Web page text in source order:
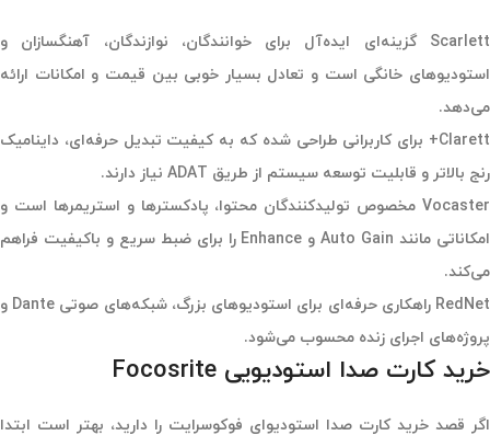
Scarlett گزینه‌ای ایده‌آل برای خوانندگان، نوازندگان، آهنگسازان و
استودیوهای خانگی است و تعادل بسیار خوبی بین قیمت و امکانات ارائه
می‌دهد.
Clarett+
برای کاربرانی طراحی شده که به کیفیت تبدیل حرفه‌ای، داینامیک
رنج بالاتر و قابلیت توسعه سیستم از طریق ADAT نیاز دارند.
Vocaster مخصوص تولیدکنندگان محتوا، پادکسترها و استریمرها است و
امکاناتی مانند Auto Gain و Enhance را برای ضبط سریع و باکیفیت فراهم
می‌کند.
RedNet
راهکاری حرفه‌ای برای استودیوهای بزرگ، شبکه‌های صوتی Dante و
پروژه‌های اجرای زنده محسوب می‌شود.
خرید کارت صدا استودیویی Focosrite
اگر قصد خریدکارت صدا استودیوای فوکوسرایت را دارید، بهتر است ابتدا